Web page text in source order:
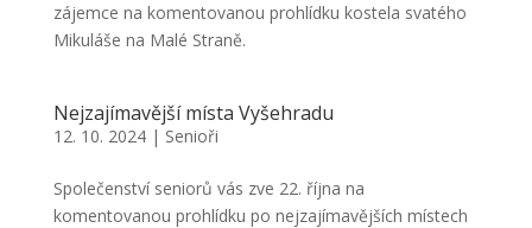
zájemce na komentovanou prohlídku kostela svatého
Mikuláše na Malé Straně.
Nejzajímavější místa Vyšehradu
12. 10. 2024| Senioři
Společenství seniorů vás zve 22. října na
komentovanou prohlídku po nejzajímavějších místech